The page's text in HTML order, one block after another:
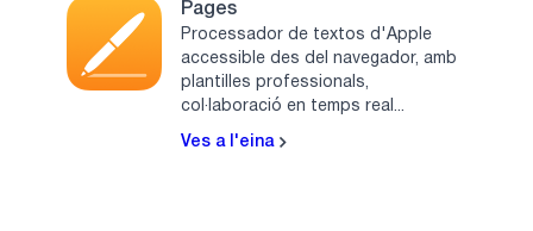
Pages
Processador de textos d'Apple
accessible des del navegador, amb
plantilles professionals,
col·laboració en temps real...
Ves a l'eina